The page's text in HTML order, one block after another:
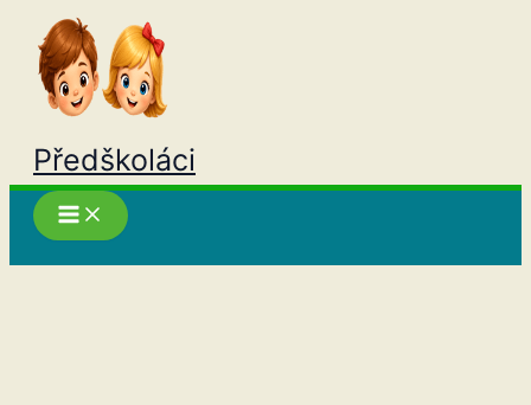
Přeskočit
obsah
Předškoláci